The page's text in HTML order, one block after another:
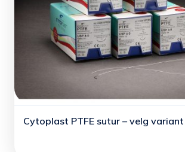
Cytoplast PTFE sutur – velg variant